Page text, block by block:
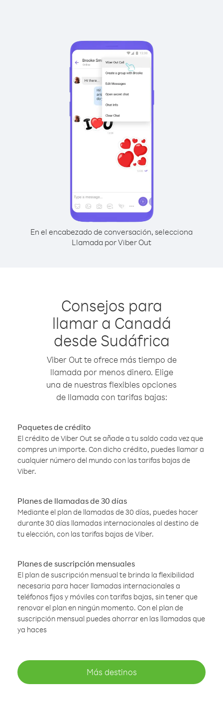
En el encabezado de conversación, selecciona
Llamada por Viber Out
Consejos para
llamar a Canadá
desde Sudáfrica
Viber Out te ofrece más tiempo de
llamada por menos dinero. Elige
una de nuestras flexibles opciones
de llamada con tarifas bajas:
Paquetes de crédito
El crédito de Viber Out se añade a tu saldo cada vez que
compres un importe. Con dicho crédito, puedes llamar a
cualquier número del mundo con las tarifas bajas de
Viber.
Planes de llamadas de 30 días
Mediante el plan de llamadas de 30 días, puedes hacer
durante 30 días llamadas internacionales al destino de
tu elección, con las tarifas bajas de Viber.
Planes de suscripción mensuales
El plan de suscripción mensual te brinda la flexibilidad
necesaria para hacer llamadas internacionales a
teléfonos fijos y móviles con tarifas bajas, sin tener que
renovar el plan en ningún momento. Con el plan de
suscripción mensual puedes ahorrar en las llamadas que
ya haces
Más destinos